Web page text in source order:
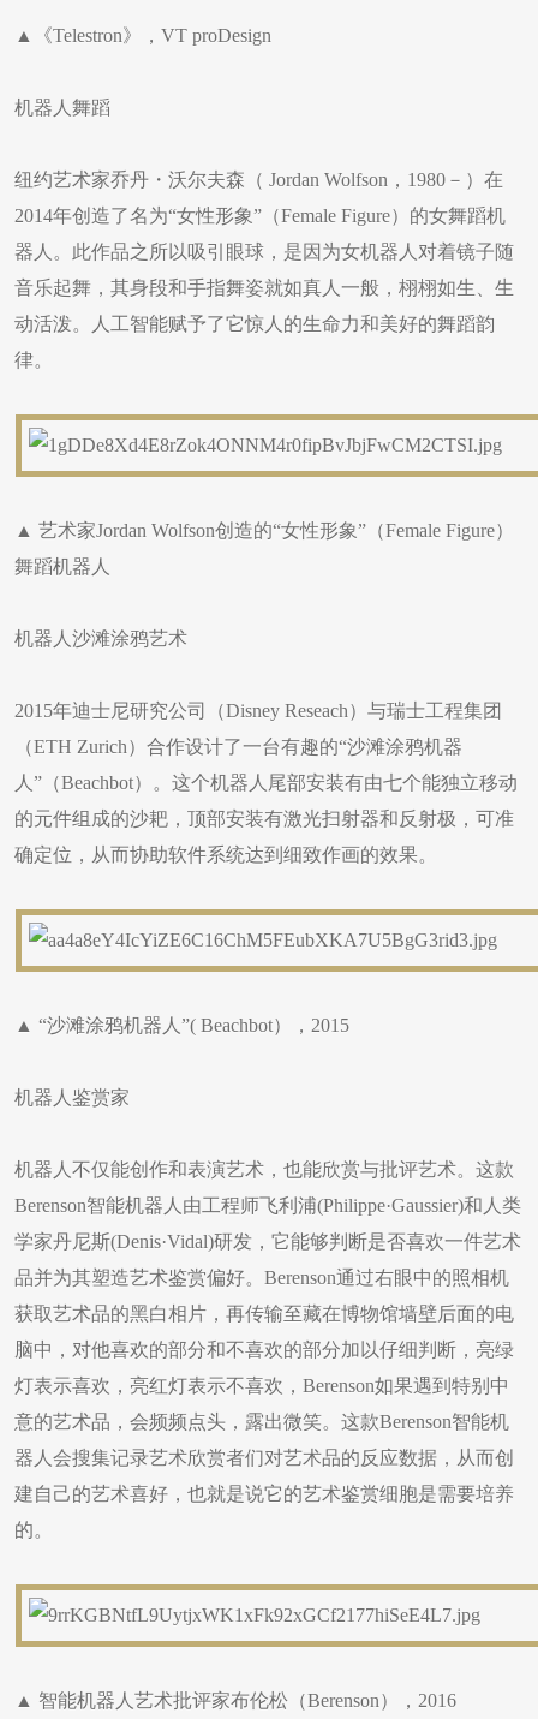
▲《Telestron》，VT proDesign
机器人舞蹈
纽约艺术家乔丹・沃尔夫森（ Jordan Wolfson，1980－）在
2014年创造了名为“女性形象”（Female Figure）的女舞蹈机
器人。此作品之所以吸引眼球，是因为女机器人对着镜子随
音乐起舞，其身段和手指舞姿就如真人一般，栩栩如生、生
动活泼。人工智能赋予了它惊人的生命力和美好的舞蹈韵
律。
▲ 艺术家Jordan Wolfson创造的“女性形象”（Female Figure）
舞蹈机器人
机器人沙滩涂鸦艺术
2015年迪士尼研究公司（Disney Reseach）与瑞士工程集团
（ETH Zurich）合作设计了一台有趣的“沙滩涂鸦机器
人”（Beachbot）。这个机器人尾部安装有由七个能独立移动
的元件组成的沙耙，顶部安装有激光扫射器和反射极，可准
确定位，从而协助软件系统达到细致作画的效果。
▲ “沙滩涂鸦机器人”( Beachbot），2015
机器人鉴赏家
机器人不仅能创作和表演艺术，也能欣赏与批评艺术。这款
Berenson智能机器人由工程师飞利浦(Philippe·Gaussier)和人类
学家丹尼斯(Denis·Vidal)研发，它能够判断是否喜欢一件艺术
品并为其塑造艺术鉴赏偏好。Berenson通过右眼中的照相机
获取艺术品的黑白相片，再传输至藏在博物馆墙壁后面的电
脑中，对他喜欢的部分和不喜欢的部分加以仔细判断，亮绿
灯表示喜欢，亮红灯表示不喜欢，Berenson如果遇到特别中
意的艺术品，会频频点头，露出微笑。这款Berenson智能机
器人会搜集记录艺术欣赏者们对艺术品的反应数据，从而创
建自己的艺术喜好，也就是说它的艺术鉴赏细胞是需要培养
的。
▲ 智能机器人艺术批评家布伦松（Berenson），2016